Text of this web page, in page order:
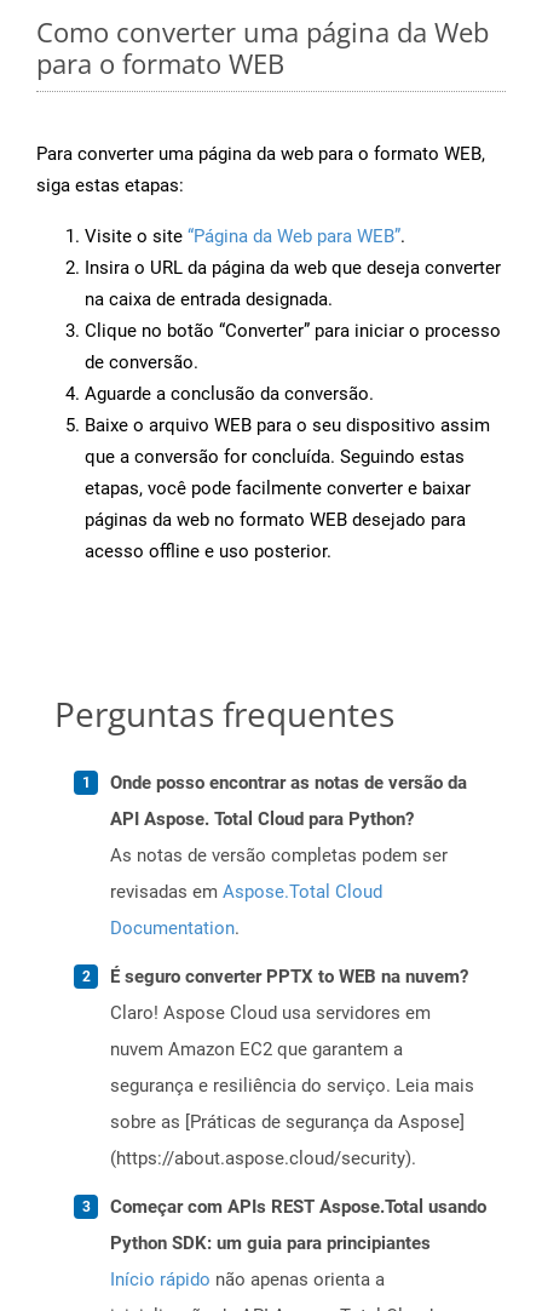
Como converter uma página da Web
para o formato WEB
Para converter uma página da web para o formato WEB,
siga estas etapas:
Visite o site “Página da Web para WEB”.
Insira o URL da página da web que deseja converter
na caixa de entrada designada.
Clique no botão “Converter” para iniciar o processo
de conversão.
Aguarde a conclusão da conversão.
Baixe o arquivo WEB para o seu dispositivo assim
que a conversão for concluída. Seguindo estas
etapas, você pode facilmente converter e baixar
páginas da web no formato WEB desejado para
acesso offline e uso posterior.
Perguntas frequentes
Onde posso encontrar as notas de versão da
API Aspose. Total Cloud para Python?
As notas de versão completas podem ser
revisadas em Aspose.Total Cloud
Documentation.
É seguro converter PPTX to WEB na nuvem?
Claro! Aspose Cloud usa servidores em
nuvem Amazon EC2 que garantem a
segurança e resiliência do serviço. Leia mais
sobre as [Práticas de segurança da Aspose]
(https://about.aspose.cloud/security).
Começar com APIs REST Aspose.Total usando
Python SDK: um guia para principiantes
Início rápido não apenas orienta a